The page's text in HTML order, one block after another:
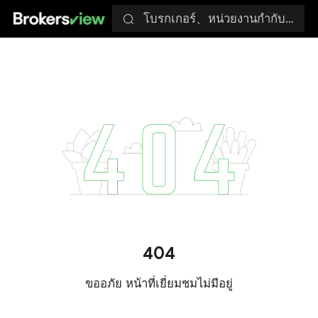
โบรกเกอร์、หน่วยงานกำกับดูแล
404
ขออภัย หน้าที่เยี่ยมชมไม่มีอยู่